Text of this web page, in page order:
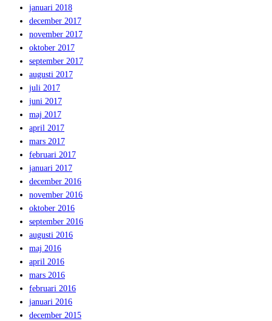
januari 2018
december 2017
november 2017
oktober 2017
september 2017
augusti 2017
juli 2017
juni 2017
maj 2017
april 2017
mars 2017
februari 2017
januari 2017
december 2016
november 2016
oktober 2016
september 2016
augusti 2016
maj 2016
april 2016
mars 2016
februari 2016
januari 2016
december 2015